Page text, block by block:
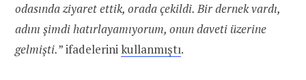
odasında ziyaret ettik, orada çekildi. Bir dernek vardı,
adını şimdi hatırlayamıyorum, onun daveti üzerine
gelmişti.” ifadelerinikullanmıştı.